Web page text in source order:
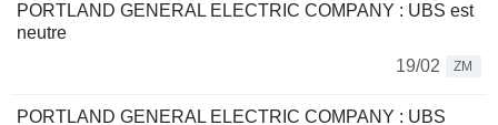
PORTLAND GENERAL ELECTRIC COMPANY : UBS est
neutre
19/02
ZM
PORTLAND GENERAL ELECTRIC COMPANY : UBS